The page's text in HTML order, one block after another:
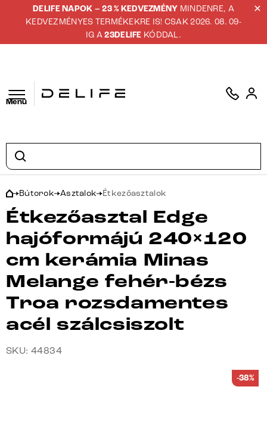
DELIFE NAPOK – 23 % KEDVEZMÉNY MINDENRE, A
KEDVEZMÉNYES TERMÉKEKRE IS! CSAK 2026. 08. 09-
IG A23DELIFE KÓDDAL.
Menü
Bútorok Asztalok Étkezőasztalok
Étkezőasztal Edge
hajóformájú 240×120
cm kerámia Minas
Melange fehér-bézs
Troa rozsdamentes
acél szálcsiszolt
SKU: 44834
-38%